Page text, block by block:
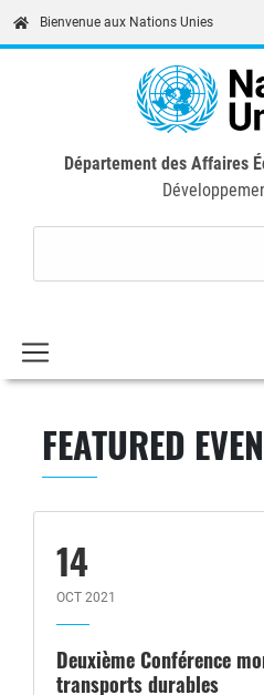
Bienvenue aux Nations Unies
Département des Affaires
FEATURED
14
OCT 2021
Deuxième Conférence
transports durables